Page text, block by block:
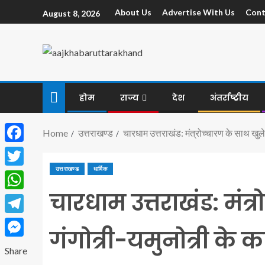
August 8, 2026 About Us Advertise With Us
होम राज्य देश अंतर्राष्ट्रीय
Home उत्तराखण्ड चारधाम उत्तराखंड: मंत्रोच्चारण के साथ
उत्तराखण्ड धार्मिक
चारधाम उत्तराखंड:
गंगोत्री-यमुनोत्री के
Facebook
Twitter
WhatsApp
Telegram
Messenger
Share